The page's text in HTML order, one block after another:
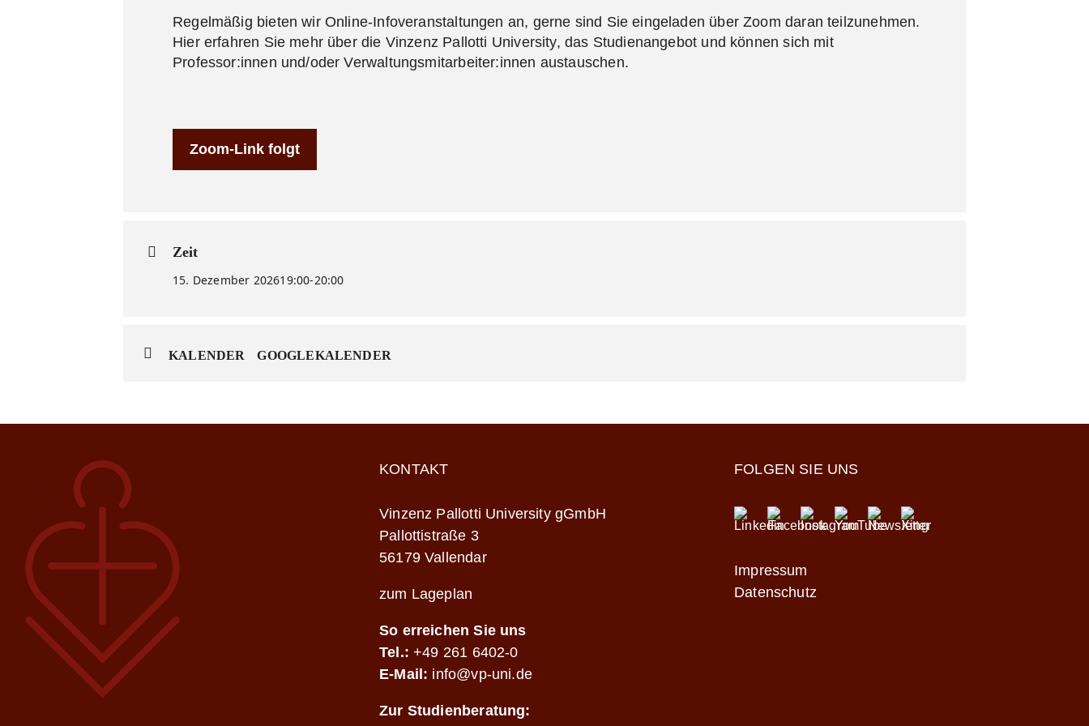
Regelmäßig bieten wir Online-Infoveranstaltungen an, gerne sind Sie eingeladen über Zoom daran teilzunehmen.
Hier erfahren Sie mehr über die Vinzenz Pallotti University, das Studienangebot und können sich mit
Professor:innen und/oder Verwaltungsmitarbeiter:innen austauschen.
Zoom-Link folgt
Zeit
15. Dezember 202619:00-20:00
KALENDER GOOGLEKALENDER
KONTAKT
Vinzenz Pallotti University gGmbH
Pallottistraße 3
56179 Vallendar
zum Lageplan
So erreichen Sie uns
Tel.: +49 261 6402-0
E-Mail: info@vp-uni.de
Zur Studienberatung:
FOLGEN SIE UNS
Impressum
Datenschutz